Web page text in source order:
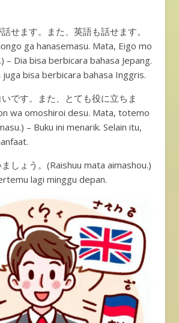
せます。また、英語も話せます。
ga hanasemasu. Mata, Eigo mo
– Dia bisa berbicara bahasa Jepang.
juga bisa berbicara bahasa Inggris.
です。また、とても役に立ちま
wa omoshiroi desu. Mata, totemo
– Buku ini menarik. Selain itu,
しょう。(Raishuu mata aimashou.)
lagi minggu depan.